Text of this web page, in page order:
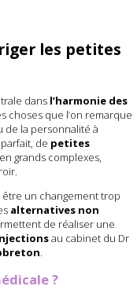
les petites
dans l’harmonie des
choses que l’on remarque
la personnalité à
de petites
grands complexes,
être un changement trop
alternatives non
de réaliser une
au cabinet du Dr
.
?